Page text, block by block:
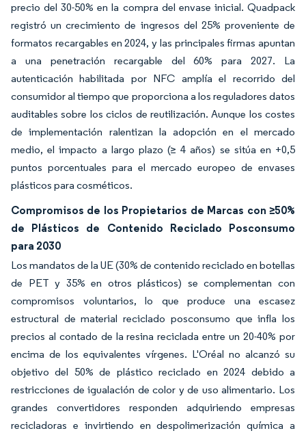
precio del 30-50% en la compra del envase inicial. Quadpack
registró un crecimiento de ingresos del 25% proveniente de
formatos recargables en 2024, y las principales firmas apuntan
a una penetración recargable del 60% para 2027. La
autenticación habilitada por NFC amplía el recorrido del
consumidor al tiempo que proporciona a los reguladores datos
auditables sobre los ciclos de reutilización. Aunque los costes
de implementación ralentizan la adopción en el mercado
medio, el impacto a largo plazo (≥ 4 años) se sitúa en +0,5
puntos porcentuales para el mercado europeo de envases
plásticos para cosméticos.
Compromisos de los Propietarios de Marcas con ≥50%
de Plásticos de Contenido Reciclado Posconsumo
para 2030
Los mandatos de la UE (30% de contenido reciclado en botellas
de PET y 35% en otros plásticos) se complementan con
compromisos voluntarios, lo que produce una escasez
estructural de material reciclado posconsumo que infla los
precios al contado de la resina reciclada entre un 20-40% por
encima de los equivalentes vírgenes. L'Oréal no alcanzó su
objetivo del 50% de plástico reciclado en 2024 debido a
restricciones de igualación de color y de uso alimentario. Los
grandes convertidores responden adquiriendo empresas
recicladoras e invirtiendo en despolimerización química a